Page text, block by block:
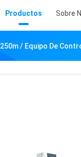
Productos Sobre
250m / Equipo De